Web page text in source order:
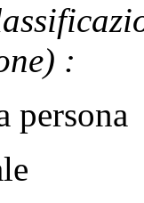
:
persona